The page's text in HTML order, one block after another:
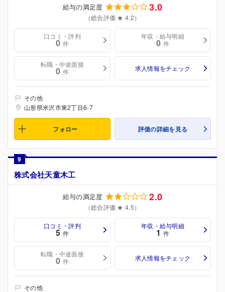
給与の満足度 3.0
（総合評価 ★ 4.2）
口コミ・評判
0 件
年収・給与明細
0 件
転職・中途面接
0 件 求人情報をチェック
その他
山形県米沢市東2丁目6-7
フォロー 評価の詳細を見る
9
株式会社天童木工
給与の満足度 2.0
（総合評価 ★ 4.5）
口コミ・評判
5 件
年収・給与明細
1 件
転職・中途面接
0 件 求人情報をチェック
その他